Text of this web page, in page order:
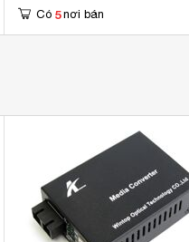
Có 5 nơi bán